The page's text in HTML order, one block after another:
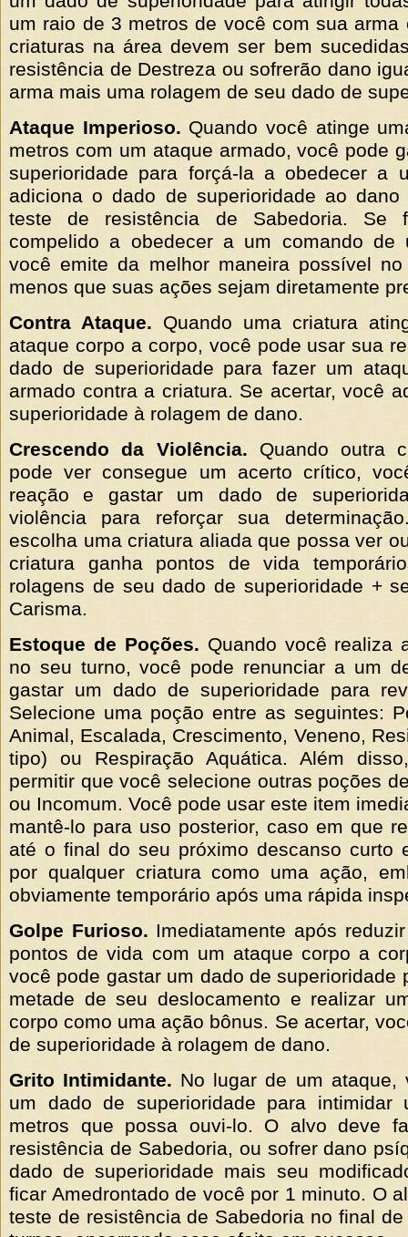
um raio de 3 metros de você com sua arma
criaturas na área devem ser bem
resistência de Destreza ou sofrerão dano
arma mais uma rolagem de seu dado de
Ataque Imperioso. Quando você atinge
metros com um ataque armado, você pode
superioridade para forçá-la a obedecer a
adiciona o dado de superioridade ao
teste de resistência de Sabedoria.
compelido a obedecer a um comando de
você emite da melhor maneira possível
menos que suas ações sejam diretamente
Contra Ataque. Quando uma criatura
ataque corpo a corpo, você pode usar sua
dado de superioridade para fazer um
armado contra a criatura. Se acertar, você
superioridade à rolagem de dano.
Crescendo da Violência. Quando outra
pode ver consegue um acerto crítico,
reação e gastar um dado de
violência para reforçar sua
escolha uma criatura aliada que possa ver
criatura ganha pontos de vida
rolagens de seu dado de superioridade +
Carisma.
Estoque de Poções. Quando você realiza
no seu turno, você pode renunciar a um
gastar um dado de superioridade para
Selecione uma poção entre as seguintes:
Animal, Escalada, Crescimento, Veneno,
tipo) ou Respiração Aquática. Além
permitir que você selecione outras poções
ou Incomum. Você pode usar este item
mantê-lo para uso posterior, caso em que
até o final do seu próximo descanso curto
por qualquer criatura como uma ação,
obviamente temporário após uma rápida
Golpe Furioso. Imediatamente após
pontos de vida com um ataque corpo a
você pode gastar um dado de superioridade
metade de seu deslocamento e realizar
corpo como uma ação bônus. Se acertar,
de superioridade à rolagem de dano.
Grito Intimidante. No lugar de um ataque,
um dado de superioridade para
metros que possa ouvi-lo. O alvo deve
resistência de Sabedoria, ou sofrer dano
dado de superioridade mais seu
ficar Amedrontado de você por 1 minuto. O
teste de resistência de Sabedoria no final